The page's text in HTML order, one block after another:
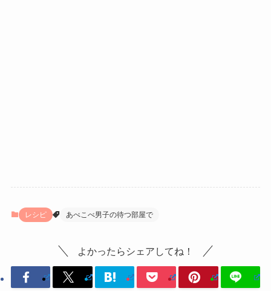
レシピ あべこべ男子の待つ部屋で
よかったらシェアしてね！